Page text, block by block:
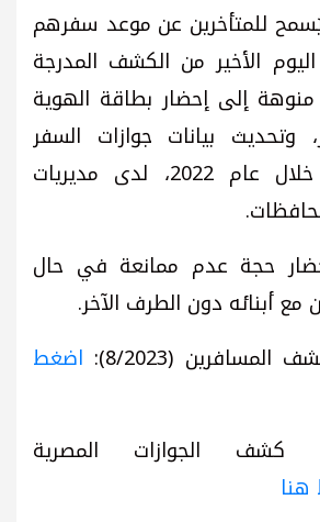
للمتأخرين عن موعد سفرهم
الأخير من الكشف المدرجة
إلى إحضار بطاقة الهوية
بيانات جوازات السفر
الصادرة حديثاً خلال عام 2022، لدى مديريات
حجة عدم ممانعة في حال
مع أبنائه دون الطرف الآخر.
(8/2023):
اضغط
كشف الجوازات المصرية